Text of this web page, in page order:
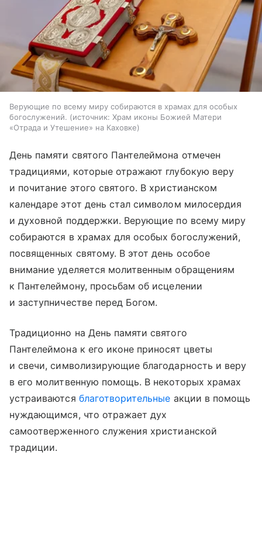
Верующие по всему миру собираются в храмах для особых
богослужений.
источник: Храм иконы Божией Матери
«Отрада и Утешение» на Каховке
День памяти святого Пантелеймона отмечен
традициями, которые отражают глубокую веру
и почитание этого святого. В христианском
календаре этот день стал символом милосердия
и духовной поддержки. Верующие по всему миру
собираются в храмах для особых богослужений,
посвященных святому. В этот день особое
внимание уделяется молитвенным обращениям
к Пантелеймону, просьбам об исцелении
и заступничестве перед Богом.
Традиционно на День памяти святого
Пантелеймона к его иконе приносят цветы
и свечи, символизирующие благодарность и веру
в его молитвенную помощь. В некоторых храмах
устраиваются благотворительные акции в помощь
нуждающимся, что отражает дух
самоотверженного служения христианской
традиции.